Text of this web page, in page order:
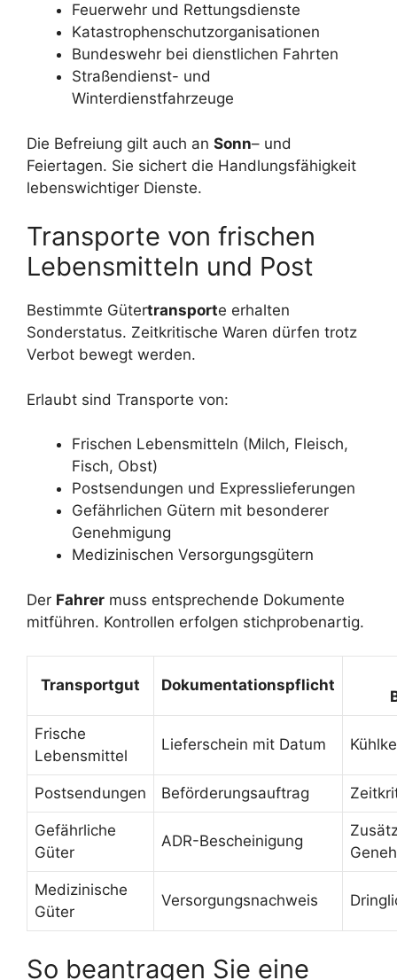
Feuerwehr und Rettungsdienste
Katastrophenschutzorganisationen
Bundeswehr bei dienstlichen Fahrten
Straßendienst- und
Winterdienstfahrzeuge
Die Befreiung gilt auch an Sonn– und
Feiertagen. Sie sichert die Handlungsfähigkeit
lebenswichtiger Dienste.
Transporte von frischen
Lebensmitteln und Post
Bestimmte Gütertransporte erhalten
Sonderstatus. Zeitkritische Waren dürfen trotz
Verbot bewegt werden.
Erlaubt sind Transporte von:
Frischen Lebensmitteln (Milch, Fleisch,
Fisch, Obst)
Postsendungen und Expresslieferungen
Gefährlichen Gütern mit besonderer
Genehmigung
Medizinischen Versorgungsgütern
Der Fahrer muss entsprechende Dokumente
mitführen. Kontrollen erfolgen stichprobenartig.
Transportgut Dokumentationspflicht
Frische
Lebensmittel
Lieferschein mit Datum
Postsendungen Beförderungsauftrag
Gefährliche
Güter
ADR-Bescheinigung
Medizinische
Güter
Versorgungsnachweis
So beantragen Sie eine